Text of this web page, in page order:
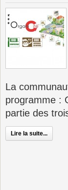
La
programme :
partie des
Lire la suite...